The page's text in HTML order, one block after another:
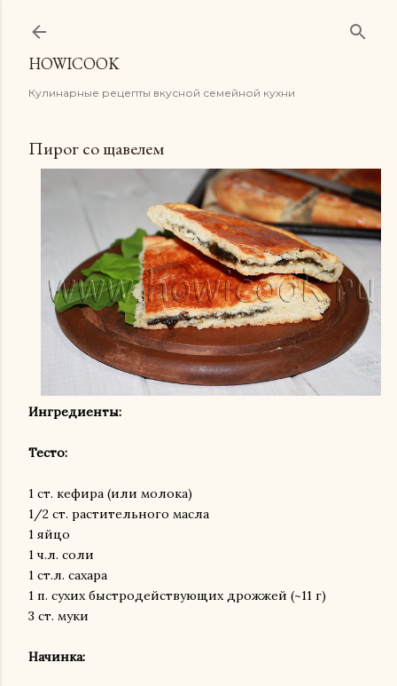
HOWICOOK
Кулинарные рецепты вкусной семейной кухни
Пирог со щавелем
Ингредиенты:
Тесто:
1 ст. кефира (или молока)
1/2 ст. растительного масла
1 яйцо
1 ч.л. соли
1 ст.л. сахара
1 п. сухих быстродействующих дрожжей (~11 г)
3 ст. муки
Начинка: